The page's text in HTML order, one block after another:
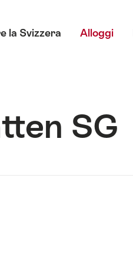
la Svizzera Alloggi
SG